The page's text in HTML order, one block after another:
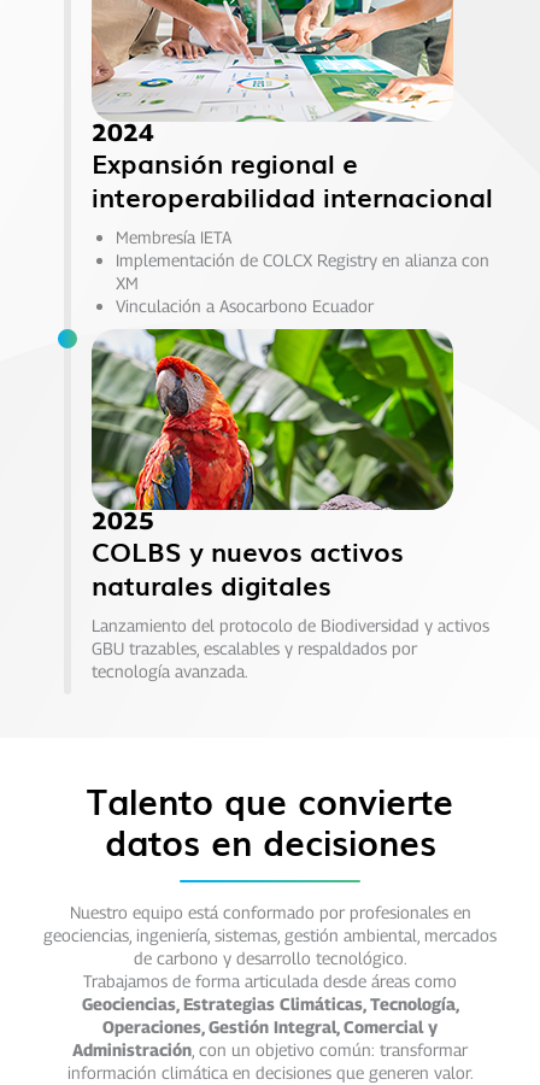
2024
Expansión regional e
interoperabilidad internacional
Membresía IETA
Implementación de COLCX Registry en alianza con
XM
Vinculación a Asocarbono Ecuador
2025
COLBS y nuevos activos
naturales digitales
Lanzamiento del protocolo de Biodiversidad y activos
GBU trazables, escalables y respaldados por
tecnología avanzada.
Talento que convierte
datos en decisiones
Nuestro equipo está conformado por profesionales en
geociencias, ingeniería, sistemas, gestión ambiental, mercados
de carbono y desarrollo tecnológico.
Trabajamos de forma articulada desde áreas como
Geociencias, Estrategias Climáticas, Tecnología,
Operaciones, Gestión Integral, Comercial y
Administración , con un objetivo común: transformar
información climática en decisiones que generen valor.